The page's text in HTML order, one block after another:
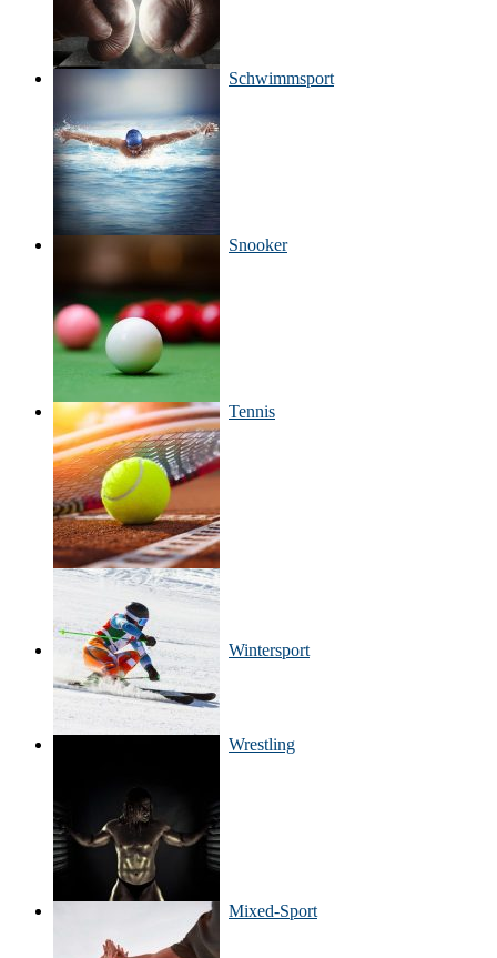
Schwimmsport
Snooker
Tennis
Wintersport
Wrestling
Mixed-Sport